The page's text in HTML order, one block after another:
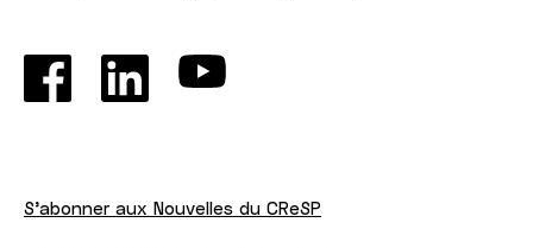
S'abonner aux Nouvelles du CReSP